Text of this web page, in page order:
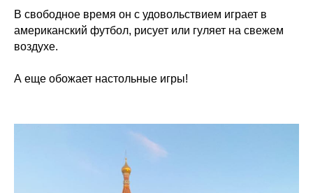
В свободное время он с удовольствием играет в
американский футбол, рисует или гуляет на свежем
воздухе.
А еще обожает настольные игры!